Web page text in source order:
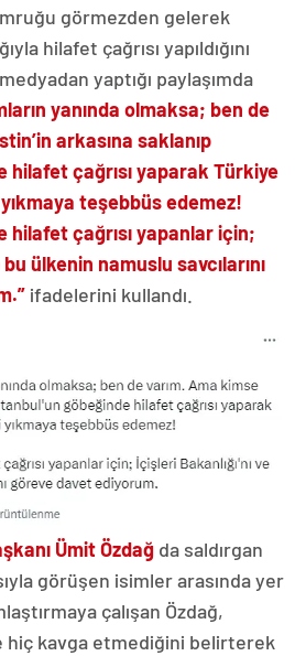
görmezden gelerek
hilafet çağrısı yapıldığını
yaptığı paylaşımda
yanında olmaksa; ben de
arkasına saklanıp
hilafet çağrısı yaparak Türkiye
teşebbüs edemez!
hilafet çağrısı yapanlar için;
bu ülkenin namuslu savcılarını
ifadelerini kullandı.
Ümit Özdağ da saldırgan
görüşen isimler arasında yer
çalışan Özdağ,
hiç kavga etmediğini belirterek